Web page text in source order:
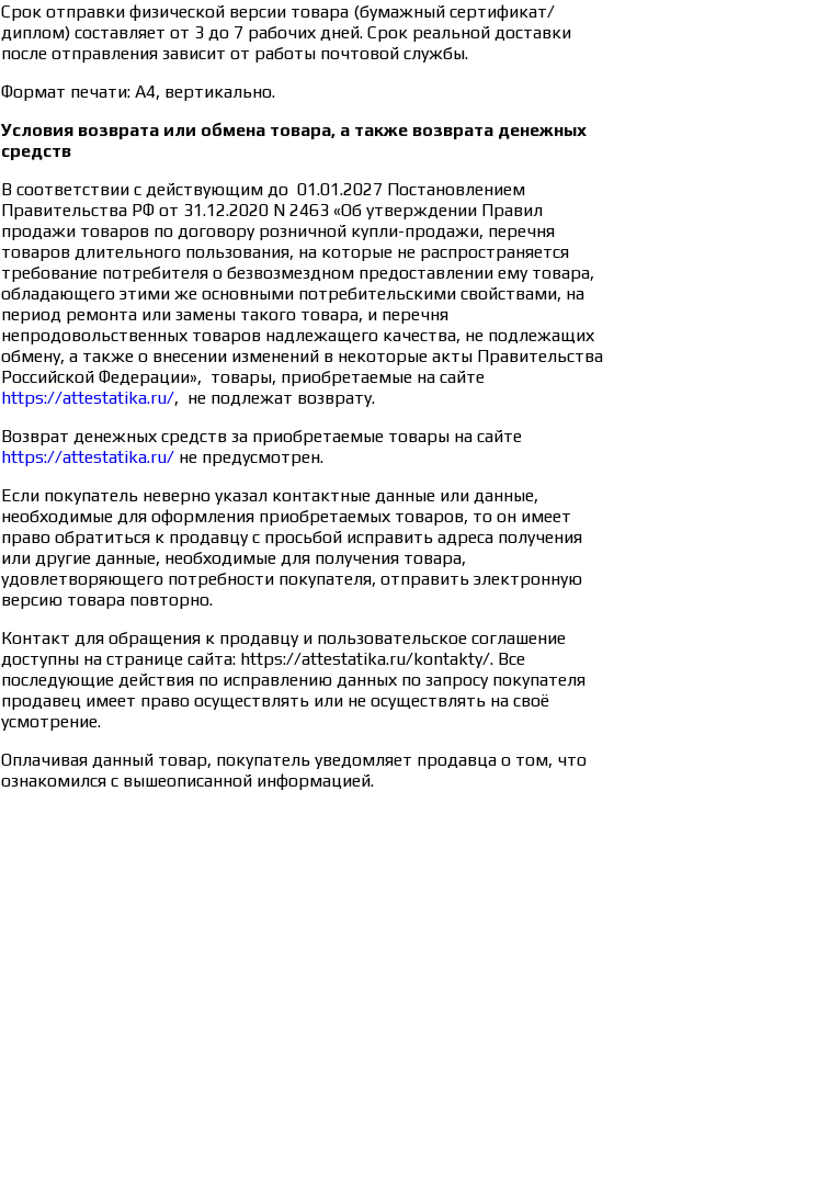
Срок отправки физической версии товара (бумажный сертификат/
диплом) составляет от 3 до 7 рабочих дней. Срок реальной доставки
после отправления зависит от работы почтовой службы.
Формат печати: А4, вертикально.
Условия возврата или обмена товара, а также возврата денежных
средств
В соответствии с действующим до 01.01.2027 Постановлением
Правительства РФ от 31.12.2020 N 2463 «Об утверждении Правил
продажи товаров по договору розничной купли-продажи, перечня
товаров длительного пользования, на которые не распространяется
требование потребителя о безвозмездном предоставлении ему товара,
обладающего этими же основными потребительскими свойствами, на
период ремонта или замены такого товара, и перечня
непродовольственных товаров надлежащего качества, не подлежащих
обмену, а также о внесении изменений в некоторые акты Правительства
Российской Федерации», товары, приобретаемые на сайте
https://attestatika.ru/, не подлежат возврату.
Возврат денежных средств за приобретаемые товары на сайте
https://attestatika.ru/ не предусмотрен.
Если покупатель неверно указал контактные данные или данные,
необходимые для оформления приобретаемых товаров, то он имеет
право обратиться к продавцу с просьбой исправить адреса получения
или другие данные, необходимые для получения товара,
удовлетворяющего потребности покупателя, отправить электронную
версию товара повторно.
Контакт для обращения к продавцу и пользовательское соглашение
доступны на странице сайта: https://attestatika.ru/kontakty/. Все
последующие действия по исправлению данных по запросу покупателя
продавец имеет право осуществлять или не осуществлять на своё
усмотрение.
Оплачивая данный товар, покупатель уведомляет продавца о том, что
ознакомился с вышеописанной информацией.